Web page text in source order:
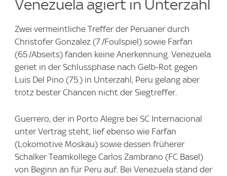
Venezuela agiert in Unterzahl
Zwei vermeintliche Treffer der Peruaner durch
Christofer Gonzalez (7./Foulspiel) sowie Farfan
(65./Abseits) fanden keine Anerkennung. Venezuela
geriet in der Schlussphase nach Gelb-Rot gegen
Luis Del Pino (75.) in Unterzahl, Peru gelang aber
trotz bester Chancen nicht der Siegtreffer.
Guerrero, der in Porto Alegre bei SC Internacional
unter Vertrag steht, lief ebenso wie Farfan
(Lokomotive Moskau) sowie dessen früherer
Schalker Teamkollege Carlos Zambrano (FC Basel)
von Beginn an für Peru auf. Bei Venezuela stand der